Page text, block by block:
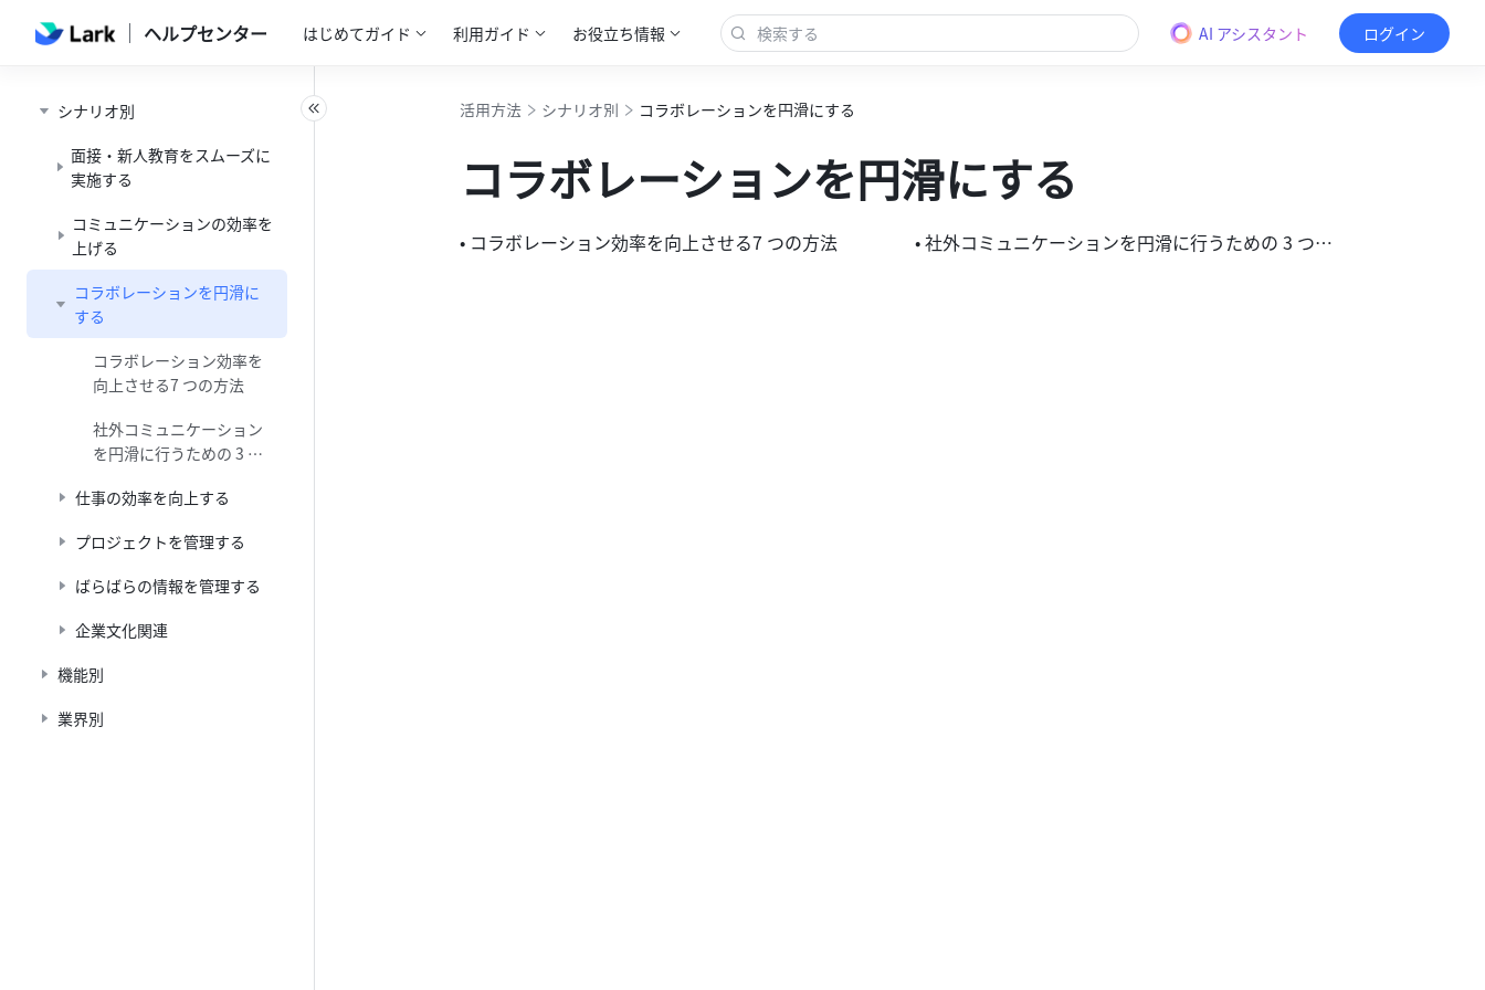
ヘルプセンター はじめてガイド 利用ガイド お役立ち情報 AI アシスタント ログイン
シナリオ別
面接・新人教育をスムーズに
実施する
コミュニケーションの効率を
上げる
コラボレーションを円滑に
する
コラボレーション効率を
向上させる7 つの方法
社外コミュニケーション
を円滑に行うための 3 つ
仕事の効率を向上する
プロジェクトを管理する
ばらばらの情報を管理する
企業文化関連
機能別
業界別
活用方法 シナリオ別 コラボレーションを円滑にする
コラボレーションを円滑にする
• コラボレーション効率を向上させる7 つの方法 • 社外コミュニケーションを円滑に行うための 3 つの方法